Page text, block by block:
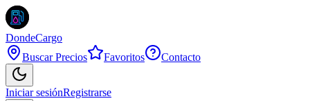
DondeCargo
Buscar Precios
Favoritos Contacto
Iniciar sesiónRegistrarse